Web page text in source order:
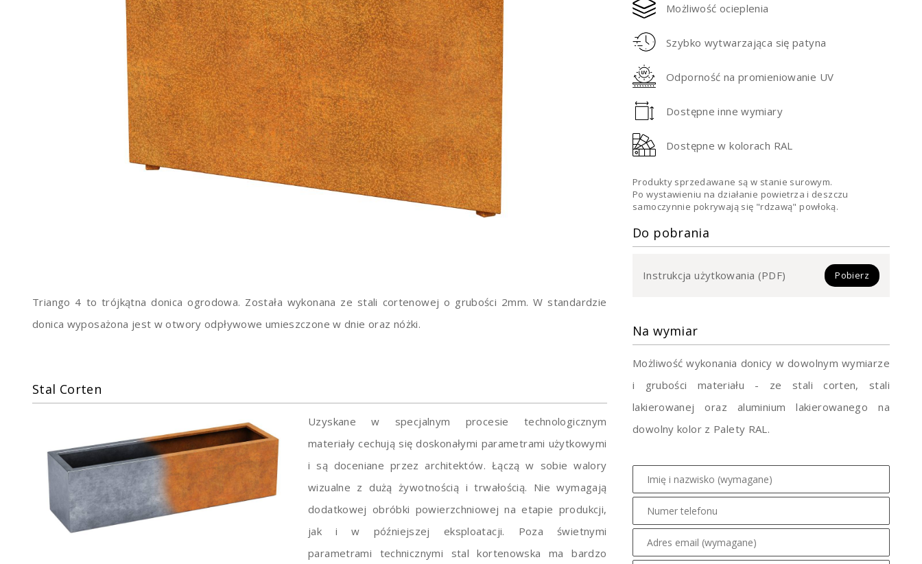
Triango 4 to trójkątna donica ogrodowa. Została wykonana ze stali cortenowej o grubości 2mm. W standardzie
donica wyposażona jest w otwory odpływowe umieszczone w dnie oraz nóżki.
Stal Corten
Uzyskane w specjalnym procesie technologicznym
materiały cechują się doskonałymi parametrami użytkowymi
i są doceniane przez architektów. Łączą w sobie walory
wizualne z dużą żywotnością i trwałością. Nie wymagają
dodatkowej obróbki powierzchniowej na etapie produkcji,
jak i w późniejszej eksploatacji. Poza świetnymi
parametrami technicznymi stal kortenowska ma bardzo
Możliwość ocieplenia
Szybko wytwarzająca się patyna
Odporność na promieniowanie UV
Dostępne inne wymiary
Dostępne w kolorach RAL
Produkty sprzedawane są w stanie surowym.
Po wystawieniu na działanie powietrza i deszczu
samoczynnie pokrywają się "rdzawą" powłoką.
Do pobrania
Instrukcja użytkowania (PDF) Pobierz
Na wymiar
Możliwość wykonania donicy w dowolnym wymiarze
i grubości materiału - ze stali corten, stali
lakierowanej oraz aluminium lakierowanego na
dowolny kolor z Palety RAL.